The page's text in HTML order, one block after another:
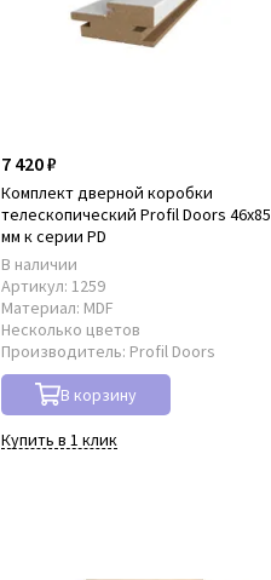
7 420 ₽
Комплект дверной коробки
телескопический Profil Doors 46x85
мм к серии PD
В наличии
Артикул: 1259
Материал: MDF
Несколько цветов
Производитель: Profil Doors
В корзину
Купить в 1 клик